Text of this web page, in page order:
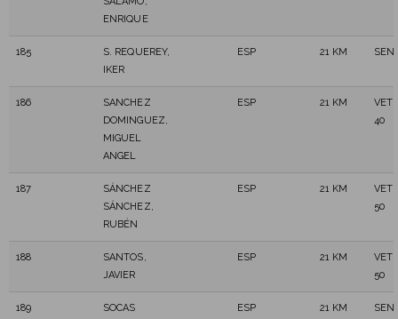
ENRIQUE
185
S. REQUEREY,
IKER
ESP 21 KM
186
SANCHEZ
DOMINGUEZ,
MIGUEL
ANGEL
ESP 21 KM
40
187
SÁNCHEZ
SÁNCHEZ,
RUBÉN
ESP 21 KM
50
188
SANTOS,
JAVIER
ESP 21 KM
50
189
SOCAS
ESP 21 KM